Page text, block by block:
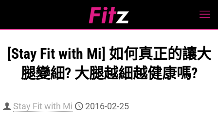
[Stay Fit with Mi] 如何真正的讓大
腿變細? 大腿越細越健康嗎?
Stay Fit with Mi 2016-02-25